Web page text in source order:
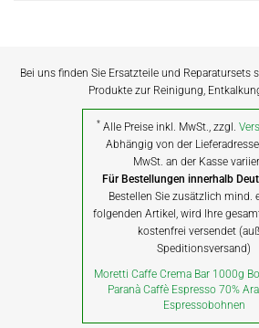
Bei uns finden Sie Ersatzteile und Reparatursets
Produkte zur Reinigung,
* Alle Preise inkl. MwSt., zzgl.
Abhängig von der
MwSt. an der Kasse
Für Bestellungen innerhalb
Bestellen Sie zusätzlich mind.
folgenden Artikel, wird Ihre
kostenfrei versendet
Speditionsversand)
Moretti Caffe Crema Bar 1000g
Paranà Caffè Espresso 70%
Espressobohnen